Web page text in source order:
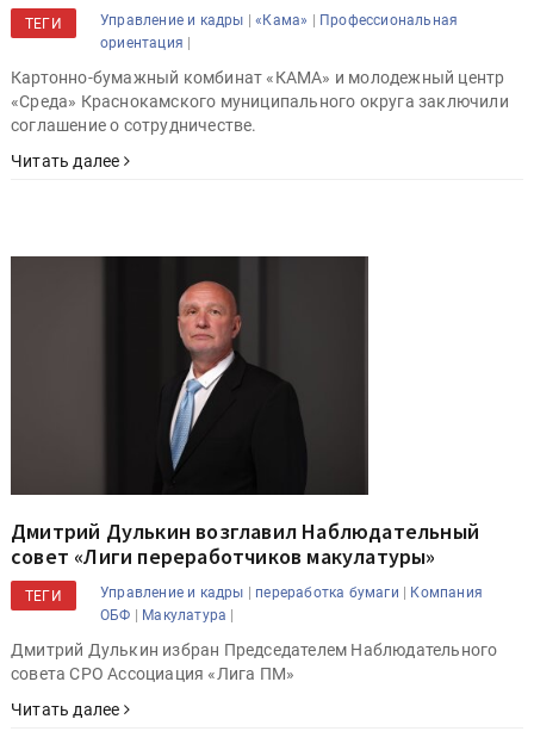
ТЕГИ Управление и кадры |«Кама» | Профессиональная
ориентация |
Картонно-бумажный комбинат «КАМА» и молодежный центр
«Среда» Краснокамского муниципального округа заключили
соглашение о сотрудничестве.
Читать далее
Дмитрий Дулькин возглавил Наблюдательный
совет «Лиги переработчиков макулатуры»
ТЕГИ Управление и кадры | переработка бумаги | Компания
ОБФ | Макулатура |
Дмитрий Дулькин избран Председателем Наблюдательного
совета СРО Ассоциация «Лига ПМ»
Читать далее